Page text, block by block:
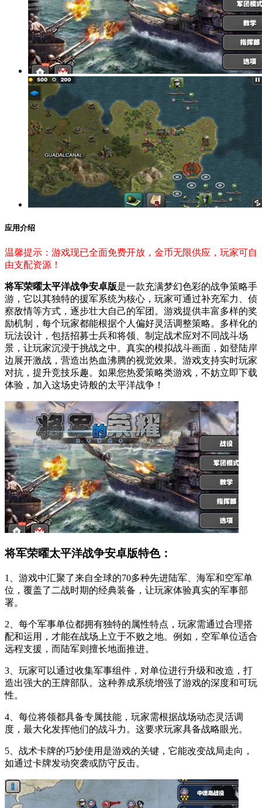
应用介绍
温馨提示：游戏现已全面免费开放，金币无限供应，玩家可自
由支配资源！
将军荣曜太平洋战争安卓版是一款充满梦幻色彩的战争策略手
游，它以其独特的援军系统为核心，玩家可通过补充军力、侦
察敌情等方式，逐步壮大自己的军团。游戏提供丰富多样的奖
励机制，每个玩家都能根据个人偏好灵活调整策略。多样化的
玩法设计，包括招募士兵和将领、制定战术应对不同战斗场
景，让玩家沉浸于挑战之中。真实的模拟战斗画面，如登陆岸
边展开激战，营造出热血沸腾的视觉效果。游戏支持实时玩家
对抗，提升竞技乐趣。如果您热爱策略类游戏，不妨立即下载
体验，加入这场史诗般的太平洋战争！
将军荣曜太平洋战争安卓版特色：
1、游戏中汇聚了来自全球的70多种先进陆军、海军和空军单
位，覆盖了二战时期的经典装备，让玩家体验真实的军事部
署。
2、每个军事单位都拥有独特的属性特点，玩家需通过合理搭
配和运用，才能在战场上立于不败之地。例如，空军单位适合
远程支援，而陆军则擅长地面推进。
3、玩家可以通过收集军事组件，对单位进行升级和改造，打
造出强大的王牌部队。这种养成系统增强了游戏的深度和可玩
性。
4、每位将领都具备专属技能，玩家需根据战场动态灵活调
度，最大化发挥他们的战斗力。这要求玩家具备战略眼光。
5、战术卡牌的巧妙使用是游戏的关键，它能改变战局走向，
如通过卡牌发动突袭或防守反击。